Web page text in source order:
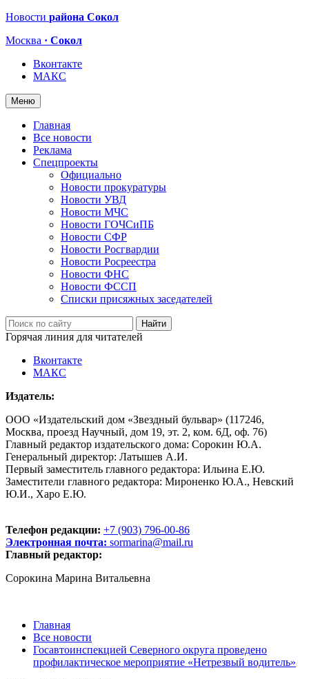
Новости района Сокол
Москва · Сокол
Вконтакте
МАКС
Меню
Главная
Все новости
Реклама
Спецпроекты
Официально
Новости прокуратуры
Новости УВД
Новости МЧС
Новости ГОЧСиПБ
Новости СФР
Новости Росгвардии
Новости Росреестра
Новости ФНС
Новости ФССП
Списки присяжных заседателей
Горячая линия для читателей
Вконтакте
МАКС
Издатель:
ООО «Издательский дом «Звездный бульвар» (117246,
Москва, проезд Научный, дом 19, эт. 2, ком. 6Д, оф. 76)
Главный редактор издательского дома: Сорокин Ю.А.
Генеральный директор: Латышев А.И.
Первый заместитель главного редактора: Ильина Е.Ю.
Заместители главного редактора: Мироненко Ю.А., Невский
Ю.И., Харо Е.Ю.
Телефон редакции: +7 (903) 796-00-86
Электронная почта: sormarina@mail.ru
Главный редактор:
Сорокина Марина Витальевна
Главная
Все новости
Госавтоинспекцией Северного округа проведено
профилактическое мероприятие «Нетрезвый водитель»